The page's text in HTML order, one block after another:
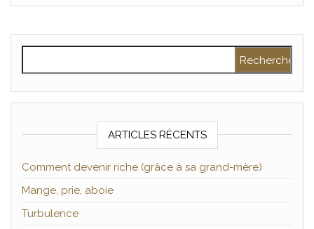
ARTICLES RÉCENTS
Comment devenir riche (grâce à sa grand-mère)
Mange, prie, aboie
Turbulence